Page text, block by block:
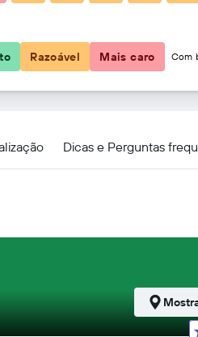
Dicas e Perguntas
Razoável Mais caro Com